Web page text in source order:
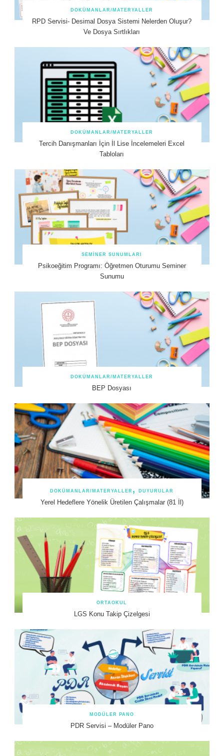
DOKÜMANLAR/MATERYALLER
RPD Servisi- Desimal Dosya Sistemi Nelerden Oluşur?
Ve Dosya Sırtlıkları
DOKÜMANLAR/MATERYALLER
Tercih Danışmanları İçin İl Lise İncelemeleri Excel
Tabloları
SEMINER SUNUMLARI
Psikoeğitim Programı: Öğretmen Oturumu Seminer
Sunumu
DOKÜMANLAR/MATERYALLER
BEP Dosyası
DOKÜMANLAR/MATERYALLER DUYURULAR
Yerel Hedeflere Yönelik Üretilen Çalışmalar (81 İl)
ORTAOKUL
LGS Konu Takip Çizelgesi
MODÜLER PANO
PDR Servisi – Modüler Pano